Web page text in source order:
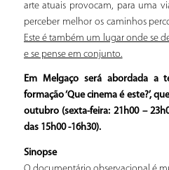
arte atuais provocam, para uma
perceber melhor os caminhos
Este é também um lugar onde se
e se pense em conjunto.
Em Melgaço será abordada a
formação ‘Que cinema é este?’,
outubro (sexta-feira: 21h00 –
das 15h00 -16h30).
Sinopse